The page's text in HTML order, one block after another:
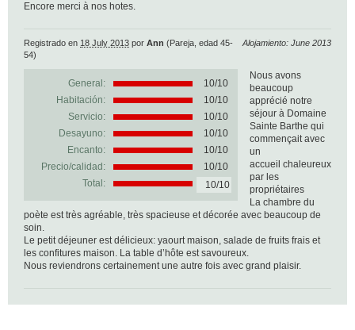
Encore merci à nos hotes.
Alojamiento: June 2013
Registrado en 18 July 2013 por Ann (Pareja, edad 45-
54)
General: 10/10
Habitación:
10/10
Servicio:
10/10
Desayuno:
10/10
Encanto:
10/10
Precio/calidad:
10/10
Total:
10/10
Nous avons
beaucoup
apprécié notre
séjour à Domaine
Sainte Barthe qui
commençait avec
un
accueil chaleureux
par les
propriétaires
La chambre du
poète est très agréable, très spacieuse et décorée avec beaucoup de
soin.
Le petit déjeuner est délicieux: yaourt maison, salade de fruits frais et
les confitures maison. La table d’hôte est savoureux.
Nous reviendrons certainement une autre fois avec grand plaisir.